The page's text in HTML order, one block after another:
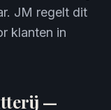
JM regelt dit
klanten in
—